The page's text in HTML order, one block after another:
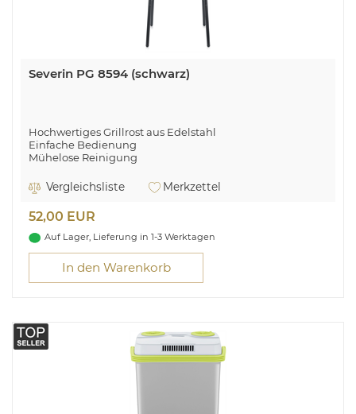
Severin PG 8594 (schwarz)
Hochwertiges Grillrost aus Edelstahl
Einfache Bedienung
Mühelose Reinigung
Massives Standgestell
Grillfläche Maße: 38x22 cm
Kontrollleuchte
Temperaturregelung: 35 - 200 °C
Vergleichsliste Merkzettel
52,00 EUR
Auf Lager, Lieferung in 1-3 Werktagen
In den Warenkorb